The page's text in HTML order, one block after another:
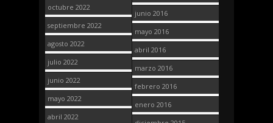
octubre 2022
septiembre 2022
agosto 2022
julio 2022
junio 2022
mayo 2022
abril 2022
junio 2016
mayo 2016
abril 2016
marzo 2016
febrero 2016
enero 2016